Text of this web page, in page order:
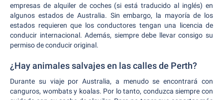
empresas de alquiler de coches (si está traducido al inglés) en
algunos estados de Australia. Sin embargo, la mayoría de los
estados requieren que los conductores tengan una licencia de
conducir internacional. Además, siempre debe llevar consigo su
permiso de conducir original.
¿Hay animales salvajes en las calles de Perth?
Durante su viaje por Australia, a menudo se encontrará con
canguros, wombats y koalas. Por lo tanto, conduzca siempre con